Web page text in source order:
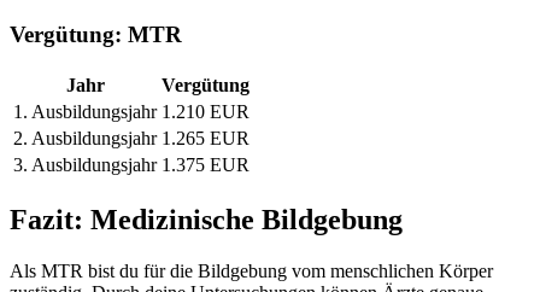
Vergütung: MTR
Jahr
Vergütung
1. Ausbildungsjahr 1.210 EUR
2. Ausbildungsjahr 1.265 EUR
3. Ausbildungsjahr 1.375 EUR
Fazit: Medizinische Bildgebung
Als MTR bist du für die Bildgebung vom menschlichen Körper